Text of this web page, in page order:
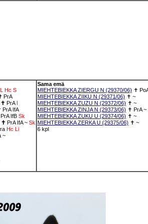
L Hc S
PrA
✝ PrA I
PrA IfA
PrA IfB Sk
✝ PrA IfA ~ Sk
Hc Li
~
Sama emä
MIEHTEBIEKKA ZIERGU N (29370/06) ✝
MIEHTEBIEKKA ZIIKU N (29371/06) ✝ ~
MIEHTEBIEKKA ZUZU N (29372/06) ✝ ~
MIEHTEBIEKKA ZINJA N (29373/06) ✝ PrA ~
MIEHTEBIEKKA ZUKU U (29374/06) ✝ ~
MIEHTEBIEKKA ZERKA U (29375/06) ✝ ~
6 kpl